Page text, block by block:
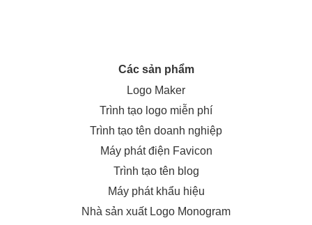
Các sản phẩm
Logo Maker
Trình tạo logo miễn phí
Trình tạo tên doanh nghiệp
Máy phát điện Favicon
Trình tạo tên blog
Máy phát khẩu hiệu
Nhà sản xuất Logo Monogram